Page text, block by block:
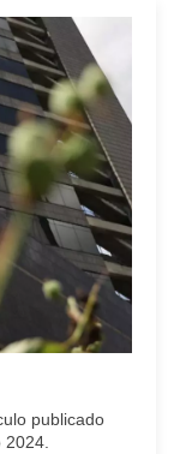
publicado